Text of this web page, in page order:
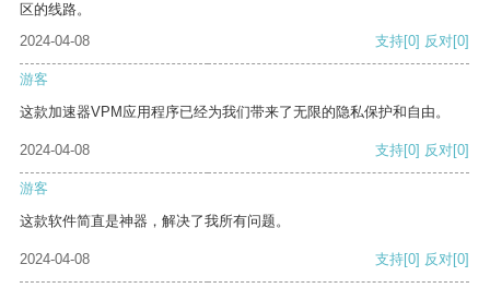
区的线路。
2024-04-08
支持[0] 反对[0]
游客
这款加速器VPM应用程序已经为我们带来了无限的隐私保护和自由。
2024-04-08 支持[0] 反对[0]
游客
这款软件简直是神器，解决了我所有问题。
2024-04-08 支持[0] 反对[0]